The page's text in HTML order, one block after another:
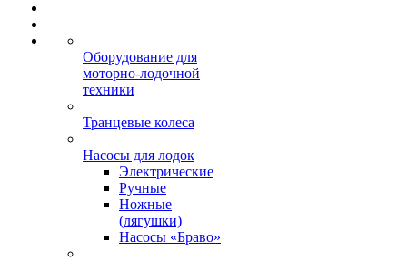
Оборудование для
моторно-лодочной
техники
Транцевые колеса
Насосы для лодок
Электрические
Ручные
Ножные
(лягушки)
Насосы «Браво»